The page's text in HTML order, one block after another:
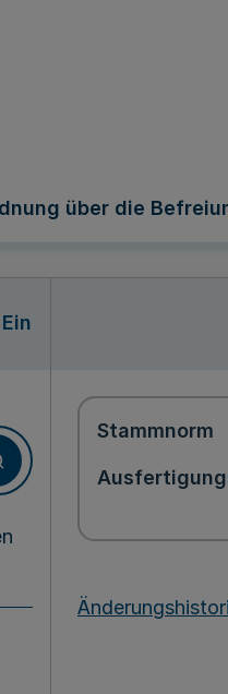
über die
Ein
Stammnorm